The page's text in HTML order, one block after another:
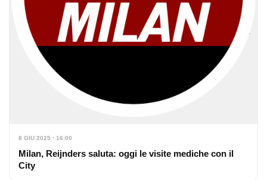
8 GIU 2025 · 16:00
Milan, Reijnders saluta: oggi le visite mediche con il
City